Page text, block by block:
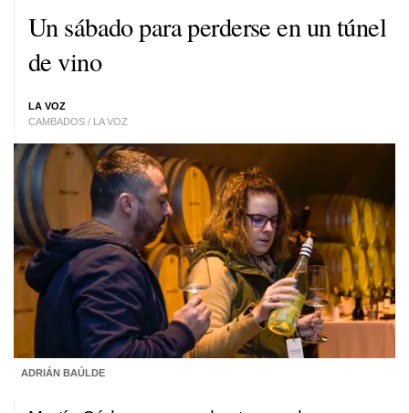
Un sábado para perderse en un túnel
de vino
LA VOZ
CAMBADOS / LA VOZ
ADRIÁN BAÚLDE